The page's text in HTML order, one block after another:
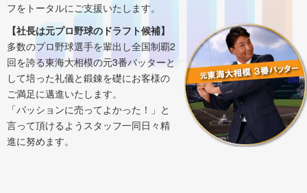
フをトータルにご支援いたします。
【社長は元プロ野球のドラフト候補】
多数のプロ野球選手を輩出し全国制覇2
回を誇る東海大相模の元3番バッターと
して培った礼儀と鍛錬を礎にお客様の
ご満足に邁進いたします。
「パッションに売ってよかった！」と
言って頂けるようスタッフ一同日々精
進に努めます。